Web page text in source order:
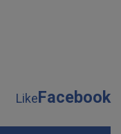
LikeFacebook